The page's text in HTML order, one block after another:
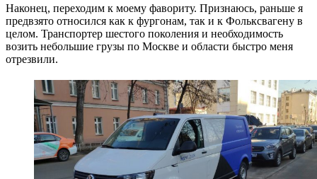
Наконец, переходим к моему фавориту. Признаюсь, раньше я
предвзято относился как к фургонам, так и к Фольксвагену в
целом. Транспортер шестого поколения и необходимость
возить небольшие грузы по Москве и области быстро меня
отрезвили.